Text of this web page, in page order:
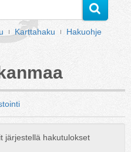
Karttahaku Hakuohje
järjestellä hakutulokset